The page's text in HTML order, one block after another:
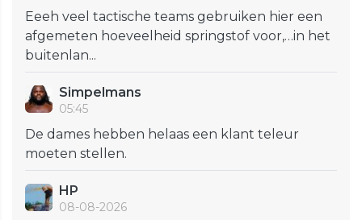
Eeeh veel tactische teams gebruiken hier een
afgemeten hoeveelheid springstof voor,…in het
buitenlan...
Simpelmans
05:45
De dames hebben helaas een klant teleur
moeten stellen.
HP
08-08-2026